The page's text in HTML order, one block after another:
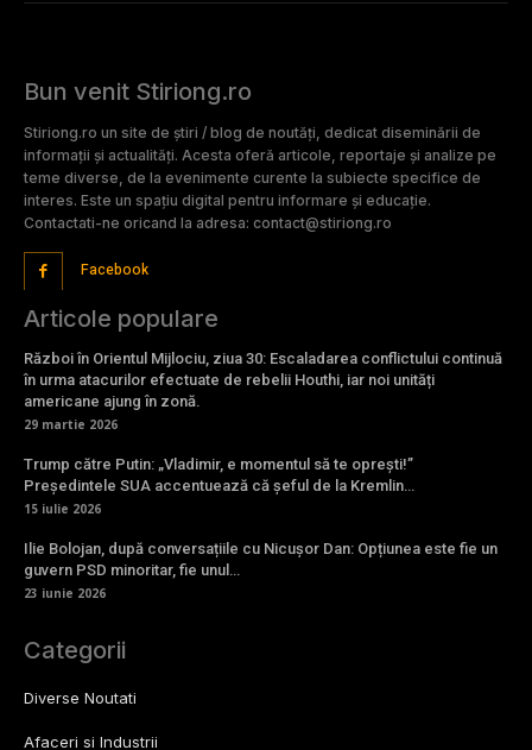
Bun venit Stiriong.ro
Stiriong.ro un site de știri / blog de noutăți, dedicat diseminării de
informații și actualități. Acesta oferă articole, reportaje și analize pe
teme diverse, de la evenimente curente la subiecte specifice de
interes. Este un spațiu digital pentru informare și educație.
Contactati-ne oricand la adresa: contact@stiriong.ro
Facebook
Articole populare
Război în Orientul Mijlociu, ziua 30: Escaladarea conflictului continuă
în urma atacurilor efectuate de rebelii Houthi, iar noi unități
americane ajung în zonă.
29 martie 2026
Trump către Putin: „Vladimir, e momentul să te oprești!”
Președintele SUA accentuează că șeful de la Kremlin…
15 iulie 2026
Ilie Bolojan, după conversațiile cu Nicușor Dan: Opțiunea este fie un
guvern PSD minoritar, fie unul…
23 iunie 2026
Categorii
Diverse Noutati
Afaceri si Industrii